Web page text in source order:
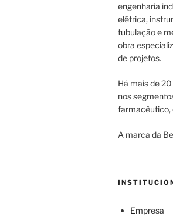
engenharia
elétrica,
tubulação e
obra
de projetos.
Há mais de
nos
farmacêutico,
A marca da
Empresa